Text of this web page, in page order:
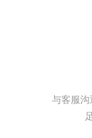
与客服沟